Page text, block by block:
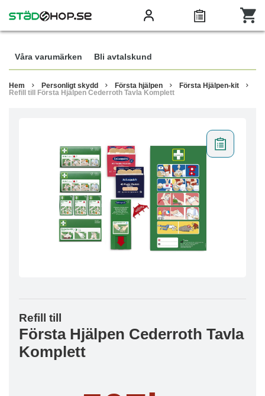
Våra varumärken Bli avtalskund
Hem Personligt skydd Första hjälpen
Första Hjälpen-kit
Refill till Första Hjälpen Cederroth Tavla Komplett
Refill till
Första Hjälpen Cederroth Tavla
Komplett